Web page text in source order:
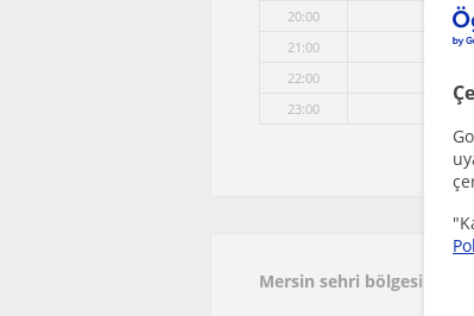
20:00
21:00
22:00
23:00
Mersin sehri bölgesinde